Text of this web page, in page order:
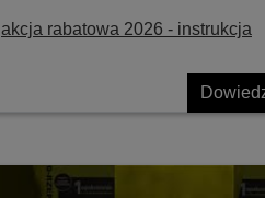
akcja rabatowa 2026 - instrukcja